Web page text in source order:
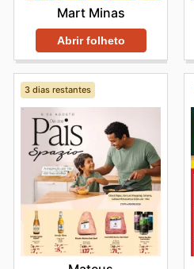
Mart Minas
Abrir folheto
3 dias restantes